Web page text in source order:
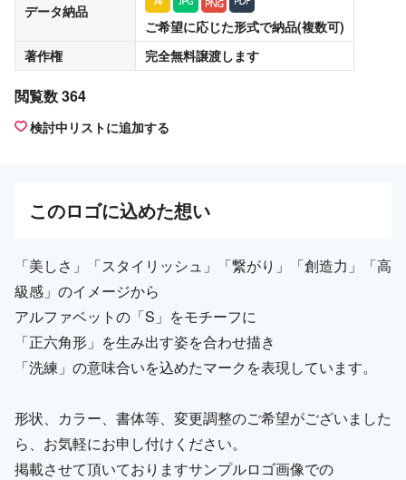
データ納品
ご希望に応じた形式で納品(複数可)
著作権
完全無料譲渡します
閲覧数 364
検討中リストに追加する
このロゴに込めた想い
「美しさ」「スタイリッシュ」「繋がり」「創造力」「高
級感」のイメージから
アルファベットの「S」をモチーフに
「正六角形」を生み出す姿を合わせ描き
「洗練」の意味合いを込めたマークを表現しています。
形状、カラー、書体等、変更調整のご希望がございました
ら、お気軽にお申し付けください。
掲載させて頂いておりますサンプルロゴ画像での